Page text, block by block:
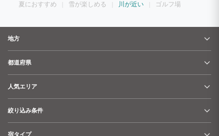
夏におすすめ
雪が楽しめる 川が近い ゴルフ場
地方
都道府県
人気エリア
絞り込み条件
宿タイプ